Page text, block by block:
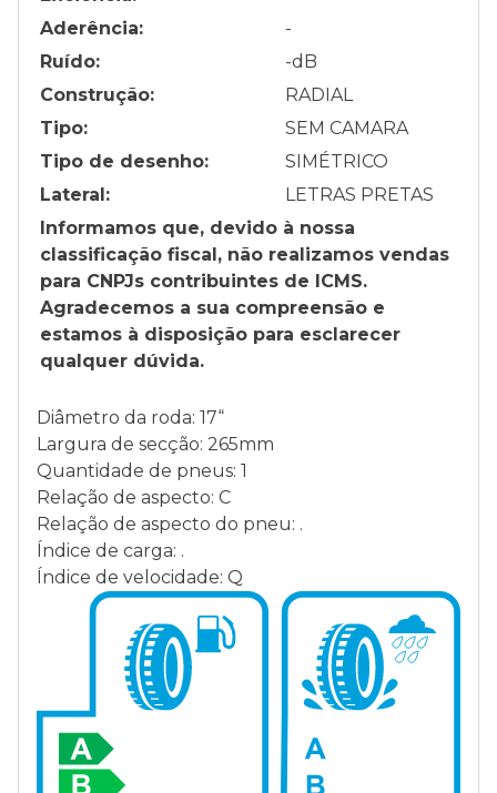
Aderência:
-
Ruído:
-dB
Construção:
RADIAL
Tipo:
SEM CAMARA
Tipo de desenho:
SIMÉTRICO
Lateral:
LETRAS PRETAS
Informamos que, devido à nossa
classificação fiscal, não realizamos vendas
para CNPJs contribuintes de ICMS.
Agradecemos a sua compreensão e
estamos à disposição para esclarecer
qualquer dúvida.
Diâmetro da roda: 17“
Largura de secção: 265mm
Quantidade de pneus: 1
Relação de aspecto: C
Relação de aspecto do pneu: .
Índice de carga: .
Índice de velocidade: Q